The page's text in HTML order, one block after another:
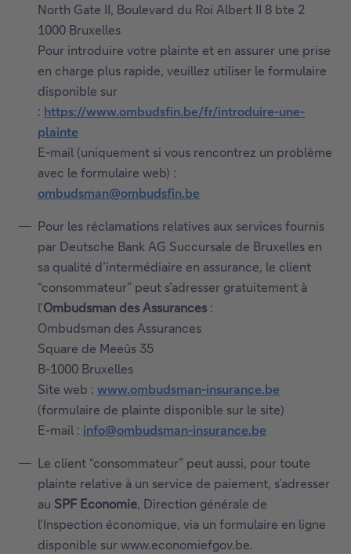
North Gate II, Boulevard du Roi Albert II 8 bte 2
1000 Bruxelles
Pour introduire votre plainte et en assurer une prise
en charge plus rapide, veuillez utiliser le formulaire
disponible sur
: https://www.ombudsfin.be/fr/introduire-une-
plainte
Ce
lien
ouvrira
dans
une
nouvelle
fenêtre.
E-mail (uniquement si vous rencontrez un problème
avec le formulaire web) :
ombudsman@ombudsfin.be
Pour les réclamations relatives aux services fournis
par Deutsche Bank AG Succursale de Bruxelles en
sa qualité d’intermédiaire en assurance, le client
“consommateur” peut s’adresser gratuitement à
l’Ombudsman des Assurances :
Ombudsman des Assurances
Square de Meeûs 35
B-1000 Bruxelles
Site web : www.ombudsman-insurance.be
Ce
lien
ouvrira
dans
une
nouvelle
fenêtre.
(formulaire de plainte disponible sur le site)
E-mail : info@ombudsman-insurance.be
Le client “consommateur” peut aussi, pour toute
plainte relative à un service de paiement, s’adresser
au SPF Economie, Direction générale de
l’Inspection économique, via un formulaire en ligne
disponible sur www.economiefgov.be.